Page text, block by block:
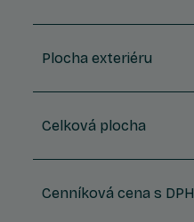
Plocha exteriéru
Celková plocha
Cenníková cena s DPH